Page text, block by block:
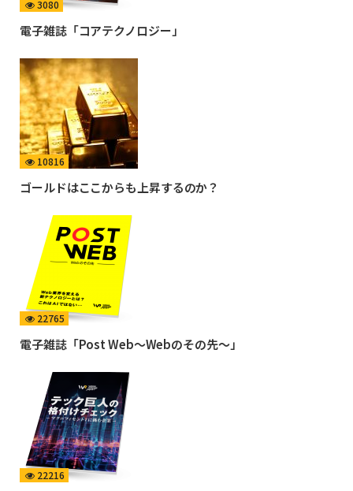
3080
電子雑誌「コアテクノロジー」
10816
ゴールドはここからも上昇するのか？
22765
電子雑誌「Post Web〜Webのその先〜」
22216